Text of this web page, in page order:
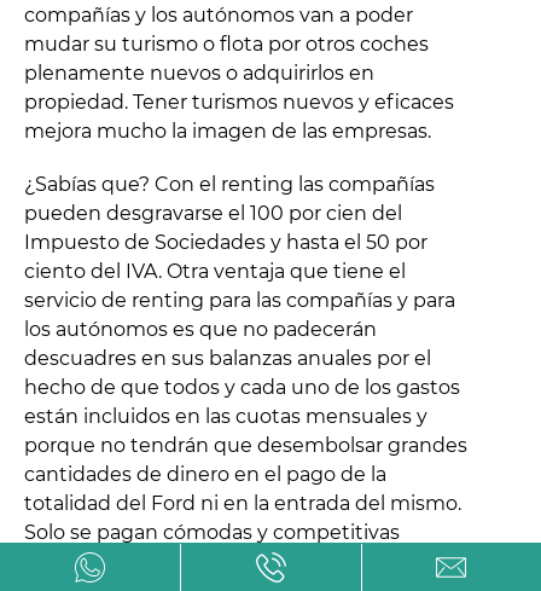
compañías y los autónomos van a poder
mudar su turismo o flota por otros coches
plenamente nuevos o adquirirlos en
propiedad. Tener turismos nuevos y eficaces
mejora mucho la imagen de las empresas.
¿Sabías que? Con el renting las compañías
pueden desgravarse el 100 por cien del
Impuesto de Sociedades y hasta el 50 por
ciento del IVA. Otra ventaja que tiene el
servicio de renting para las compañías y para
los autónomos es que no padecerán
descuadres en sus balanzas anuales por el
hecho de que todos y cada uno de los gastos
están incluidos en las cuotas mensuales y
porque no tendrán que desembolsar grandes
cantidades de dinero en el pago de la
totalidad del Ford ni en la entrada del mismo.
Solo se pagan cómodas y competitivas
cuotas mensuales.